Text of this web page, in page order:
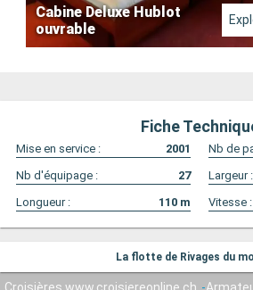
Cabine Deluxe Hublot
ouvrable
Fiche
Mise en service : 2001 Nb de
Nb d'équipage :
27 Largeur :
Longueur :
110 m Vitesse :
La flotte de Rivages du
Croisières www.croisiereonline.ch